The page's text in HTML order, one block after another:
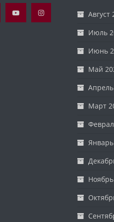
Август
Июль
Июнь
Май
Март